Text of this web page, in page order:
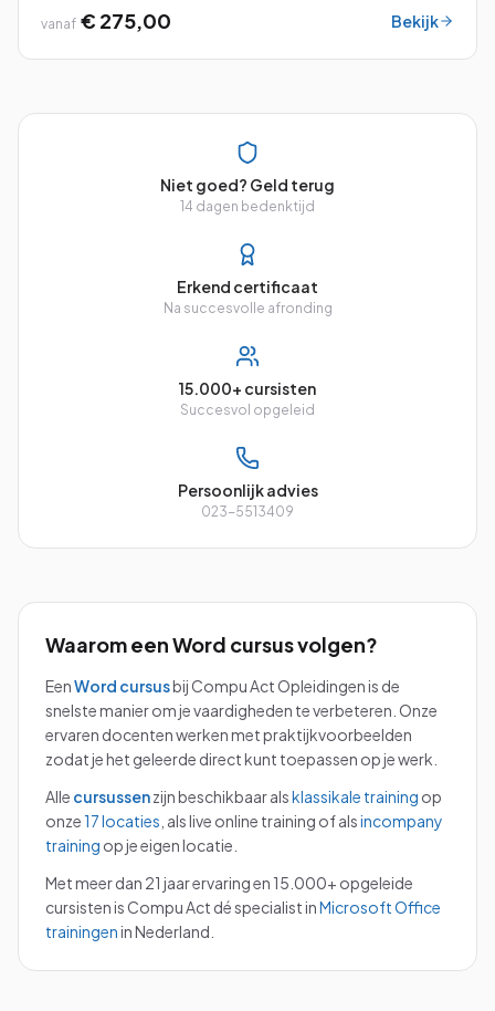
vanaf € 275,00 Bekijk
Niet goed? Geld terug
14 dagen bedenktijd
Erkend certificaat
Na succesvolle afronding
15.000+ cursisten
Succesvol opgeleid
Persoonlijk advies
023-5513409
Waarom eenWord cursus volgen?
EenWord cursusbij Compu Act Opleidingen is de
snelste manier om je vaardigheden te verbeteren. Onze
ervaren docenten werken met praktijkvoorbeelden
zodat je het geleerde direct kunt toepassen op je werk.
Alle cursussenzijn beschikbaar alsklassikale training op
onze17 locaties , als live online training of alsincompany
training op je eigen locatie.
Met meer dan 21 jaar ervaring en 15.000+ opgeleide
cursisten is Compu Act dé specialist inMicrosoft Office
trainingenin Nederland.